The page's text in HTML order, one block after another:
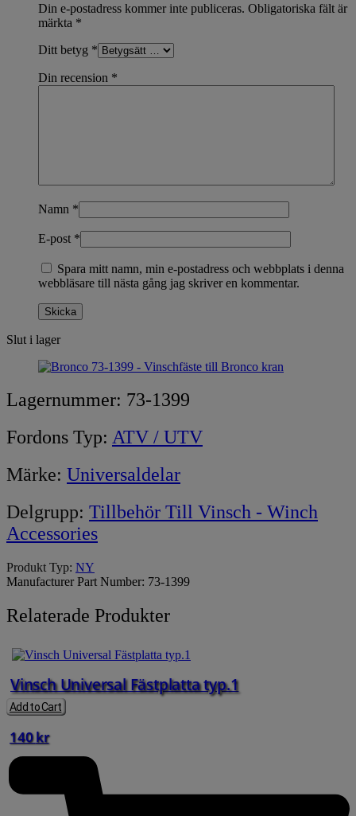
Din e-postadress kommer inte publiceras. Obligatoriska fält är
märkta *
Ditt betyg *
Din recension *
Namn *
E-post *
Spara mitt namn, min e-postadress och webbplats i denna
webbläsare till nästa gång jag skriver en kommentar.
Slut i lager
Lagernummer: 73-1399
Fordons Typ: ATV / UTV
Märke: Universaldelar
Delgrupp: Tillbehör Till Vinsch - Winch
Accessories
Produkt Typ: NY
Manufacturer Part Number: 73-1399
Relaterade Produkter
Vinsch Universal Fästplatta typ.1
Add to Cart
140kr